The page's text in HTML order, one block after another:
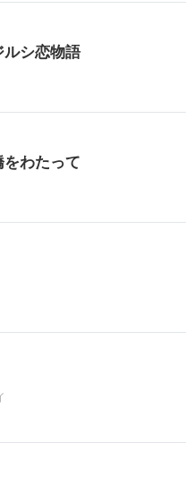
シ恋物語
わたって